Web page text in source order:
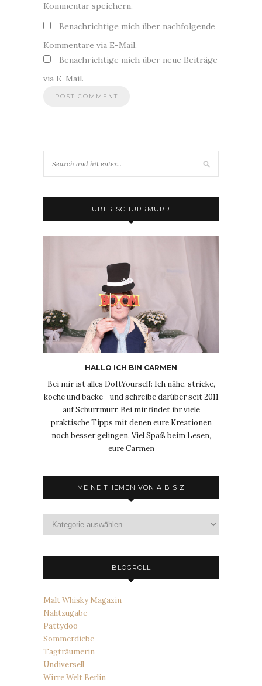
Kommentar speichern.
Benachrichtige mich über nachfolgende
Kommentare via E-Mail.
Benachrichtige mich über neue Beiträge
via E-Mail.
ÜBER SCHURRMURR
HALLO ICH BIN CARMEN
Bei mir ist alles DoItYourself: Ich nähe, stricke,
koche und backe - und schreibe darüber seit 2011
auf Schurrmurr. Bei mir findet ihr viele
praktische Tipps mit denen eure Kreationen
noch besser gelingen. Viel Spaß beim Lesen,
eure Carmen
MEINE THEMEN VON A BIS Z
Themen
BLOGROLL
Malt Whisky Magazin
Nahtzugabe
Pattydoo
Sommerdiebe
Tagträumerin
Undiversell
Wirre Welt Berlin